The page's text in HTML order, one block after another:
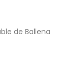
de Ballena